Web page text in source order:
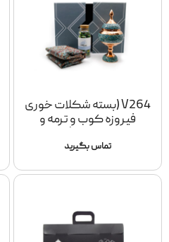
V264 (بسته شکلات خوری
فیروزه کوب و ترمه و
تماس بگیرید